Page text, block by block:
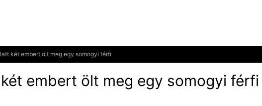
két embert ölt meg egy somogyi férfi
embert ölt meg egy somogyi férfi